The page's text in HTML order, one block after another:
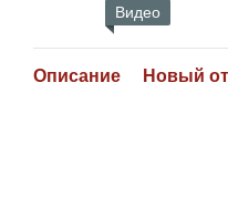
Видео
Описание Новый